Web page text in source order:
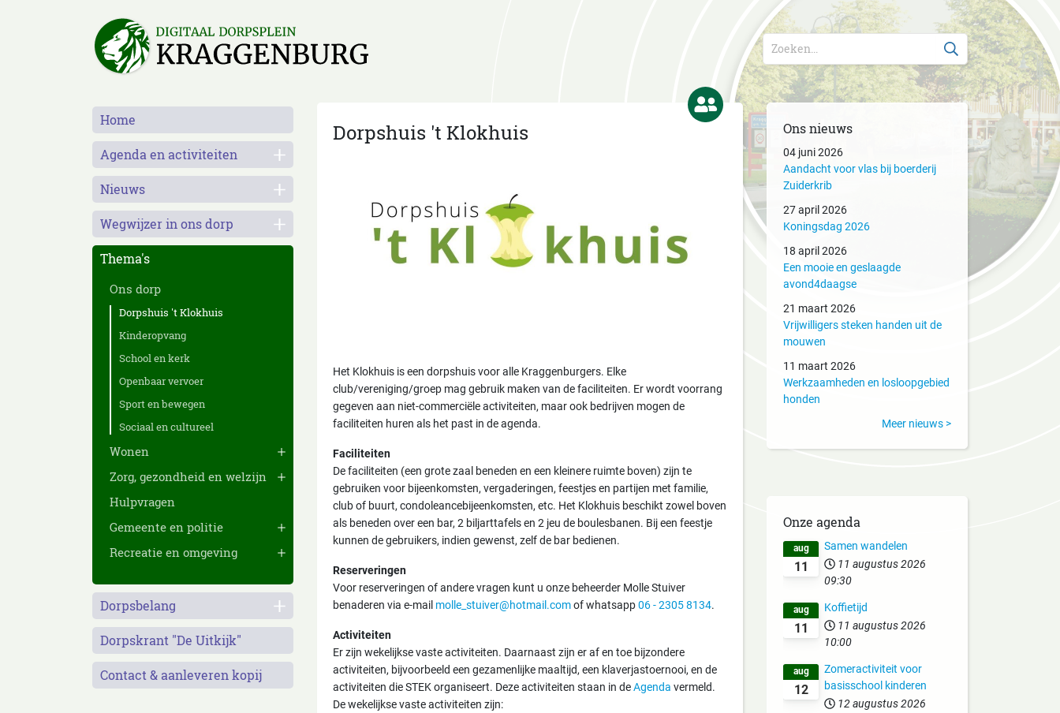
Home
Agenda en activiteiten
Nieuws
Wegwijzer in ons dorp
Thema's
Ons dorp
Dorpshuis 't Klokhuis
Kinderopvang
School en kerk
Openbaar vervoer
Sport en bewegen
Sociaal en cultureel
Wonen
Zorg, gezondheid en welzijn
Hulpvragen
Gemeente en politie
Recreatie en omgeving
Dorpsbelang
Dorpskrant "De Uitkijk"
Contact & aanleveren kopij
Dorpshuis 't Klokhuis
Het Klokhuis is een dorpshuis voor alle Kraggenburgers. Elke
club/vereniging/groep mag gebruik maken van de faciliteiten. Er wordt voorrang
gegeven aan niet-commerciële activiteiten, maar ook bedrijven mogen de
faciliteiten huren als het past in de agenda.
Faciliteiten
De faciliteiten (een grote zaal beneden en een kleinere ruimte boven) zijn te
gebruiken voor bijeenkomsten, vergaderingen, feestjes en partijen met familie,
club of buurt, condoleancebijeenkomsten, etc. Het Klokhuis beschikt zowel boven
als beneden over een bar, 2 biljarttafels en 2 jeu de boulesbanen. Bij een feestje
kunnen de gebruikers, indien gewenst, zelf de bar bedienen.
Reserveringen
Voor reserveringen of andere vragen kunt u onze beheerder Molle Stuiver
benaderen via e-mail molle_stuiver@hotmail.comof whatsapp06 - 2305 8134.
Activiteiten
Er zijn wekelijkse vaste activiteiten. Daarnaast zijn er af en toe bijzondere
activiteiten, bijvoorbeeld een gezamenlijke maaltijd, een klaverjastoernooi, en de
activiteiten die STEK organiseert. Deze activiteiten staan in deAgenda vermeld.
De wekelijkse vaste activiteiten zijn:
Ons nieuws
04 juni 2026
Aandacht voor vlas bij boerderij
Zuiderkrib
27 april 2026
Koningsdag 2026
18 april 2026
Een mooie en geslaagde
avond4daagse
21 maart 2026
Vrijwilligers steken handen uit de
mouwen
11 maart 2026
Werkzaamheden en losloopgebied
honden
Meer nieuws >
Onze agenda
11
aug
Samen wandelen
11 augustus 2026
09:30
11
aug
Koffietijd
11 augustus 2026
10:00
12
aug
Zomeractiviteit voor
basisschool kinderen
12 augustus 2026